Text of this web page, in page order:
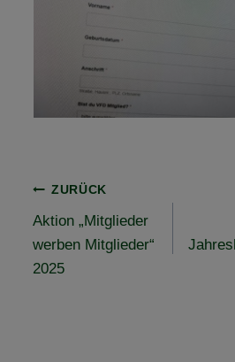
ZURÜCK
Aktion „Mitglieder
werben Mitglieder“
2025